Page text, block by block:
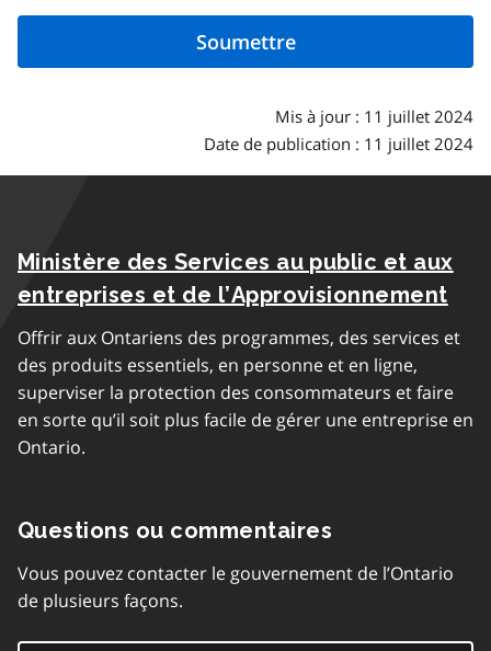
Mis à jour : 11 juillet 2024
Date de publication : 11 juillet 2024
Ministère des Services au public et aux
entreprises et de l’Approvisionnement
Offrir aux Ontariens des programmes, des services et
des produits essentiels, en personne et en ligne,
superviser la protection des consommateurs et faire
en sorte qu’il soit plus facile de gérer une entreprise en
Ontario.
Questions ou commentaires
Vous pouvez contacter le gouvernement de l’Ontario
de plusieurs façons.